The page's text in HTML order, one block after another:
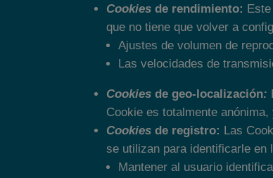
Cookiesde rendimiento:
que no tiene que volver a
Ajustes de volumen de
Las velocidades de
Cookiesde geo-localización:
Cookie es totalmente
Cookies de registro: Las
se utilizan para identificarle
Mantener al usuario